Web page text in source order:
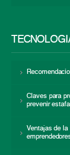
Claves para
prevenir
Ventajas de la